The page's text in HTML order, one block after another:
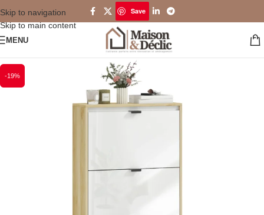
Skip to navigation
Skip to main content
Save
MENU
-19%